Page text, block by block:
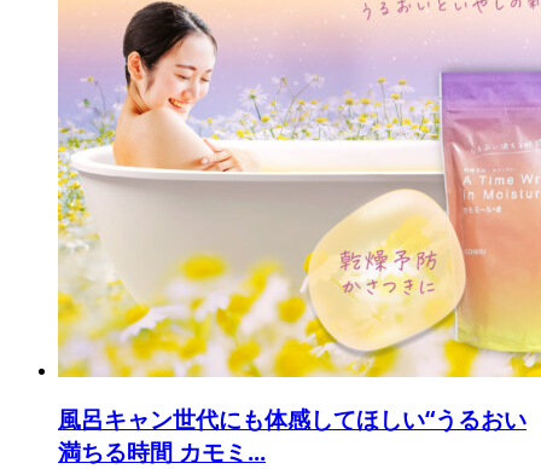
風呂キャン世代にも体感してほしい“うるおい
満ちる時間 カモミ...